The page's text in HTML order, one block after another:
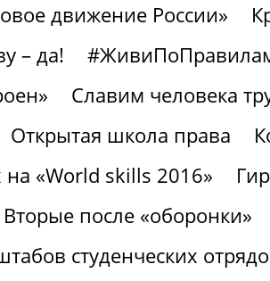
движение России»
– да!
Славим человека
Открытая школа права
на «World skills 2016»
Вторые после «оборонки»
студенческих